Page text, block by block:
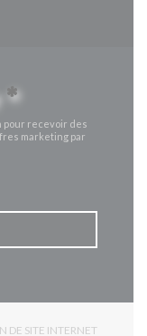
*
pour recevoir des
marketing par
DE SITE INTERNET